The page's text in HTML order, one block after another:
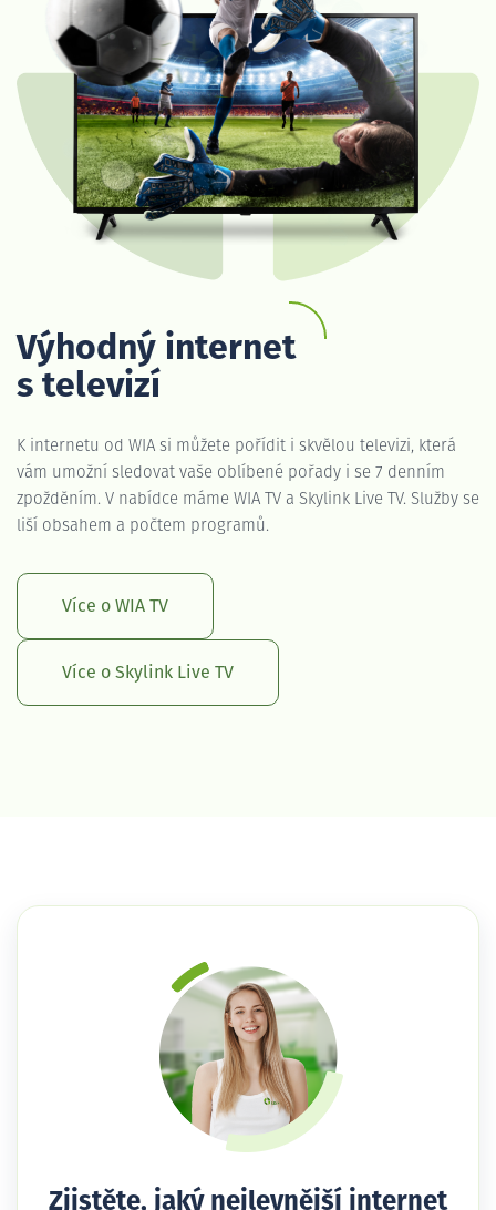
Výhodný internet
s televizí
K internetu od WIA si můžete pořídit i skvělou televizi, která
vám umožní sledovat vaše oblíbené pořady i se 7 denním
zpožděním. V nabídce máme WIA TV a Skylink Live TV. Služby se
liší obsahem a počtem programů.
Více o WIA TV
Více o Skylink Live TV
Zjistěte, jaký nejlevnější internet